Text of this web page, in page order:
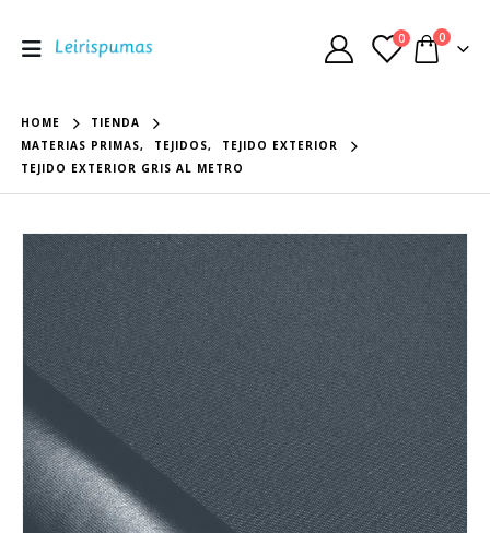
0 0
HOME
TIENDA
MATERIAS PRIMAS, TEJIDOS,
TEJIDO EXTERIOR
TEJIDO EXTERIOR GRIS AL METRO